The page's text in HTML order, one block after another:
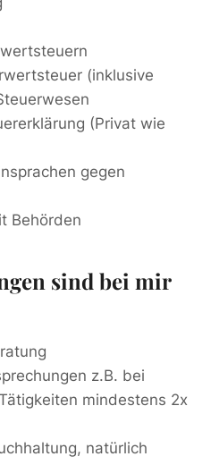
(inklusive
(Privat wie
gegen
Behörden
sind bei mir
z.B. bei
mindestens 2x
natürlich